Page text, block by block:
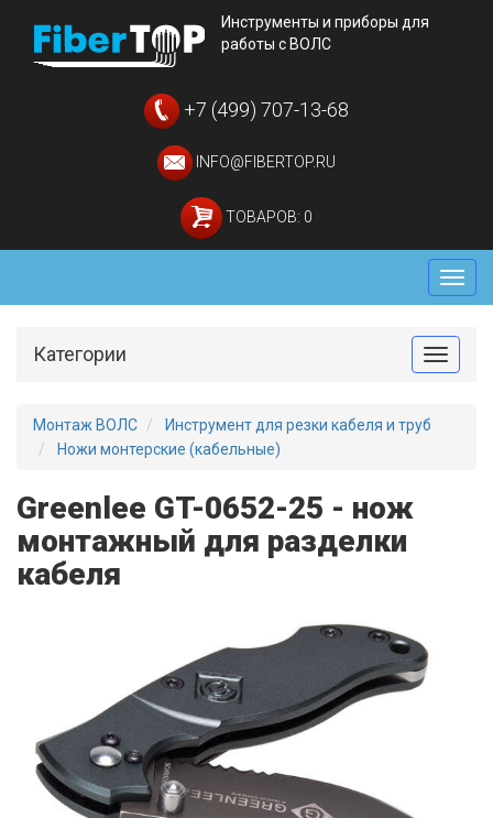
Инструменты и приборы для
работы с ВОЛС
+7 (499) 707-13-68
INFO@FIBERTOP.RU
ТОВАРОВ: 0
Меню
Toggle
Категории
Монтаж ВОЛС
Инструмент для резки кабеля и труб
Ножи монтерские (кабельные)
Greenlee GT-0652-25 - нож
монтажный для разделки
кабеля